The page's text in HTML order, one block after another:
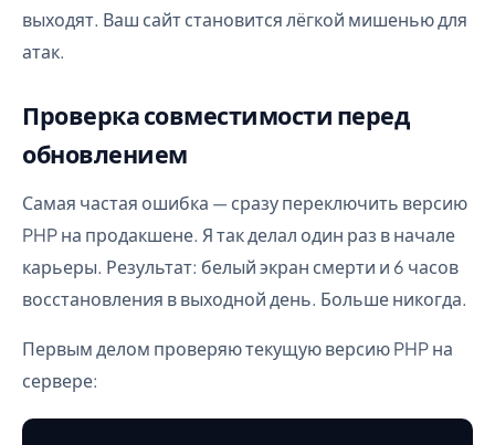
выходят. Ваш сайт становится лёгкой мишенью для
атак.
Проверка совместимости перед
обновлением
Самая частая ошибка — сразу переключить версию
PHP на продакшене. Я так делал один раз в начале
карьеры. Результат: белый экран смерти и 6 часов
восстановления в выходной день. Больше никогда.
Первым делом проверяю текущую версию PHP на
сервере: